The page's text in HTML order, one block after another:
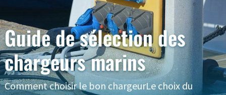
Guide de sélection des
chargeurs marins
Comment choisir le bon chargeurLe choix du